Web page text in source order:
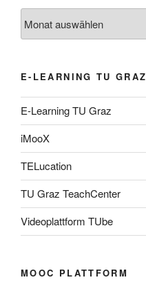
E-LEARNING TU GRAZ
E-Learning TU Graz
iMooX
TELucation
TU Graz TeachCenter
Videoplattform TUbe
MOOC PLATTFORM